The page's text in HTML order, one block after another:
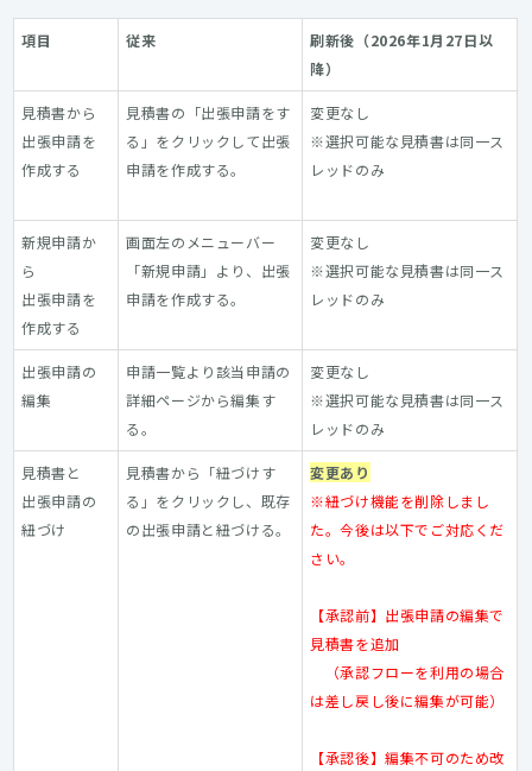
項目 従来
刷新後（2026年1月27日以
降）
見積書から
出張申請を
作成する
見積書の「出張申請をす
る」をクリックして出張
申請を作成する。
変更なし
※選択可能な見積書は同一ス
レッドのみ
新規申請か
ら
出張申請を
作成する
画面左のメニューバー
「新規申請」より、出張
申請を作成する。
変更なし
※選択可能な見積書は同一ス
レッドのみ
出張申請の
編集
申請一覧より該当申請の
詳細ページから編集す
る。
変更なし
※選択可能な見積書は同一ス
レッドのみ
見積書と
出張申請の
紐づけ
見積書から「紐づけす
る」をクリックし、既存
の出張申請と紐づける。
変更あり
※紐づけ機能を削除しまし
た。今後は以下でご対応くだ
さい。
【承認前】出張申請の編集で
見積書を追加
（承認フローを利用の場合
は差し戻し後に編集が可能）
【承認後】編集不可のため改